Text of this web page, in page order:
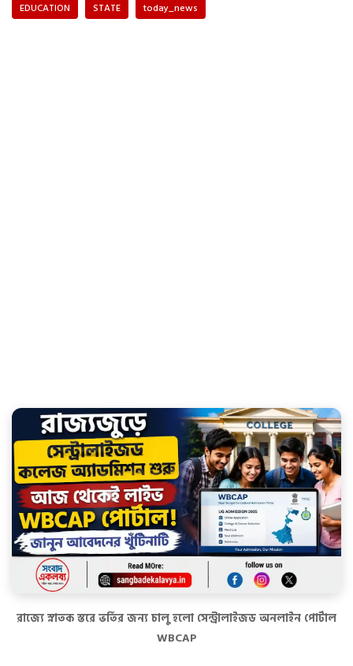
EDUCATION STATE today_news
রাজ্যে স্নাতক স্তরে ভর্তির জন্য চালু হলো সেন্ট্রালাইজড অনলাইন পোর্টাল
WBCAP